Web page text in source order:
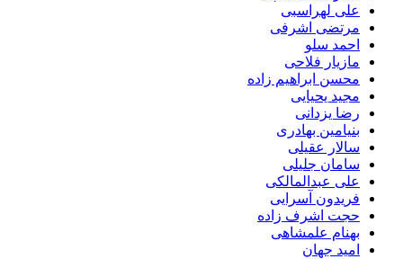
علی لهراسبی
مرتضی اشرفی
احمد سلو
مازیار فلاحی
محسن ابراهیم زاده
مجید یحیایی
رضا یزدانی
بنیامین بهادری
سالار عقیلی
سامان جلیلی
علی عبدالمالکی
فریدون آسرایی
حجت اشرف زاده
بهنام علمشاهی
امید جهان